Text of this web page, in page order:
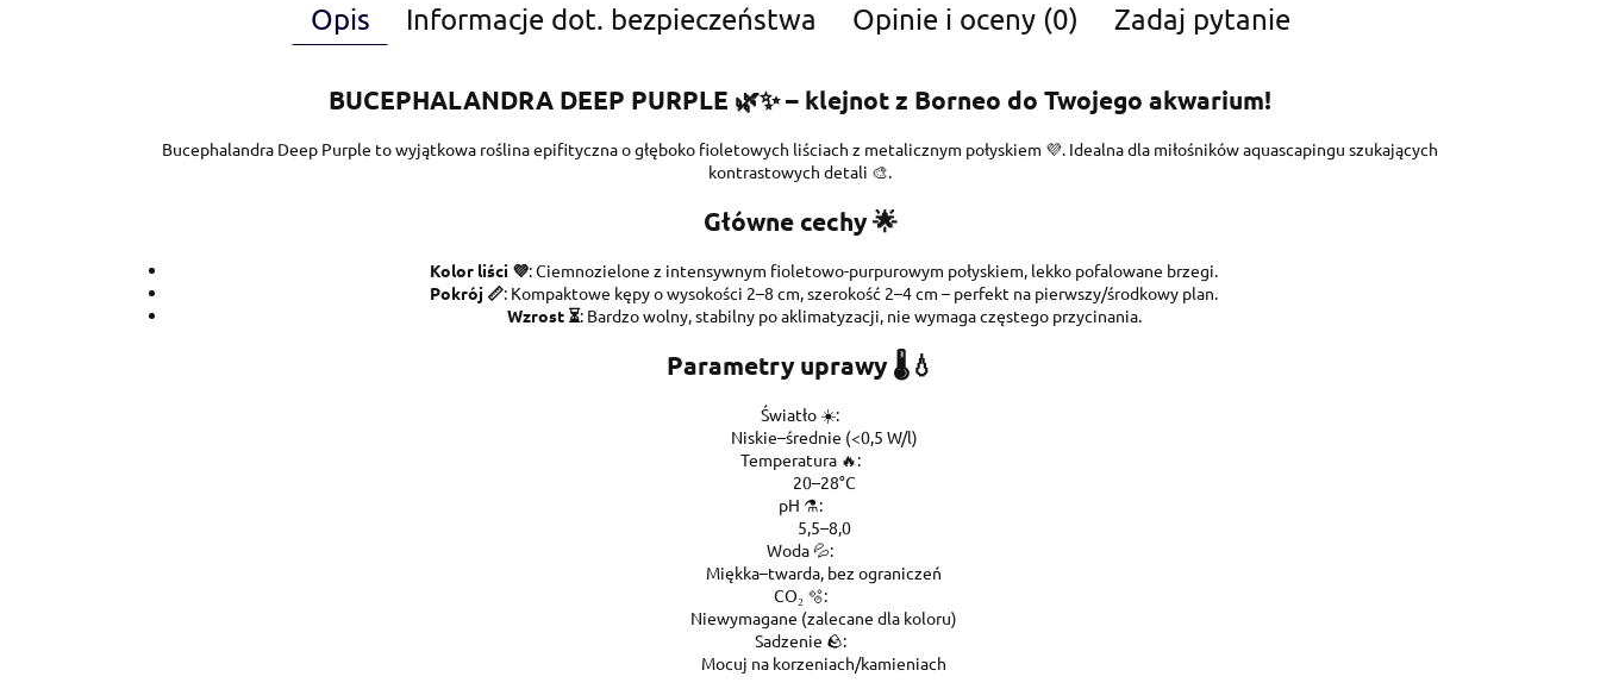
Opis Informacje dot. bezpieczeństwa Opinie i oceny (0) Zadaj pytanie
BUCEPHALANDRA DEEP PURPLE 🌿✨ – klejnot z Borneo do Twojego akwarium!
Bucephalandra Deep Purple to wyjątkowa roślina epifityczna o głęboko fioletowych liściach z metalicznym połyskiem 💜. Idealna dla miłośników aquascapingu szukających
kontrastowych detali 🎨.
Główne cechy 🌟
Kolor liści 💜: Ciemnozielone z intensywnym fioletowo-purpurowym połyskiem, lekko pofalowane brzegi.
Pokrój 📏: Kompaktowe kępy o wysokości 2–8 cm, szerokość 2–4 cm – perfekt na pierwszy/środkowy plan.
Wzrost ⏳: Bardzo wolny, stabilny po aklimatyzacji, nie wymaga częstego przycinania.
Parametry uprawy 🌡️💧
Światło ☀️:
Niskie–średnie (<0,5 W/l)
Temperatura 🔥:
20–28°C
pH ⚗️:
5,5–8,0
Woda 💦:
Miękka–twarda, bez ograniczeń
CO₂ 🫧:
Niewymagane (zalecane dla koloru)
Sadzenie 🪨:
Mocuj na korzeniach/kamieniach